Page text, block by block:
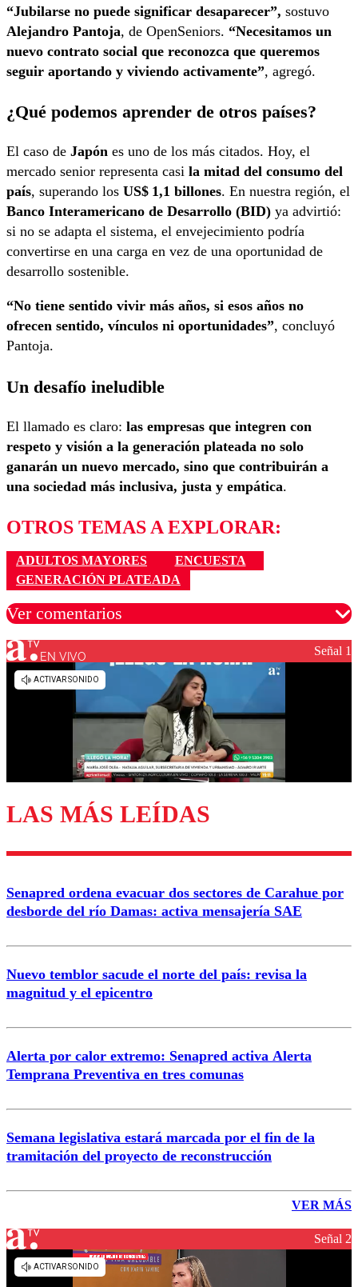
“Jubilarse no puede significar desaparecer”, sostuvo
Alejandro Pantoja, de OpenSeniors. “Necesitamos un
nuevo contrato social que reconozca que queremos
seguir aportando y viviendo activamente”, agregó.
¿Qué podemos aprender de otros países?
El caso de Japón es uno de los más citados. Hoy, el
mercado senior representa casi la mitad del consumo del
país, superando los US$ 1,1 billones. En nuestra región, el
Banco Interamericano de Desarrollo (BID) ya advirtió:
si no se adapta el sistema, el envejecimiento podría
convertirse en una carga en vez de una oportunidad de
desarrollo sostenible.
“No tiene sentido vivir más años, si esos años no
ofrecen sentido, vínculos ni oportunidades”, concluyó
Pantoja.
Un desafío ineludible
El llamado es claro: las empresas que integren con
respeto y visión a la generación plateada no solo
ganarán un nuevo mercado, sino que contribuirán a
una sociedad más inclusiva, justa y empática.
OTROS TEMAS A EXPLORAR:
ADULTOS MAYORES
ENCUESTA
GENERACIÓN PLATEADA
Ver comentarios
Los comentarios son moderados para garantizar un
diálogo respetuoso.
Enviar comentario
EN VIVO Señal 1
LAS MÁS LEÍDAS
Senapred ordena evacuar dos sectores de Carahue por
desborde del río Damas: activa mensajería SAE
Nuevo temblor sacude el norte del país: revisa la
magnitud y el epicentro
Alerta por calor extremo: Senapred activa Alerta
Temprana Preventiva en tres comunas
Semana legislativa estará marcada por el fin de la
tramitación del proyecto de reconstrucción
VER MÁS
Señal 2